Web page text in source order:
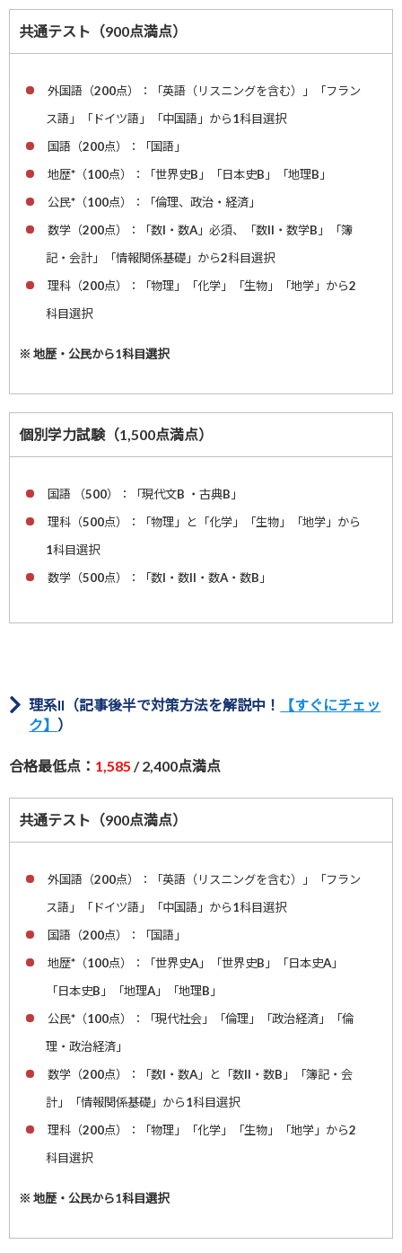
共通テスト（900点満点）
外国語（200点）：「英語（リスニングを含む）」「フラン
ス語」「ドイツ語」「中国語」から1科目選択
国語（200点）：「国語」
地歴*（100点）：「世界史B」「日本史B」「地理B」
公民*（100点）：「倫理、政治・経済」
数学（200点）：「数I・数A」必須、「数II・数学B」「簿
記・会計」「情報関係基礎」から2科目選択
理科（200点）：「物理」「化学」「生物」「地学」から2
科目選択
※ 地歴・公民から1科目選択
個別学力試験（1,500点満点）
国語 （500）：「現代文B ・古典B」
理科（500点）：「物理」と「化学」「生物」「地学」から
1科目選択
数学（500点）：「数I・数II・数A・数B」
理系II（記事後半で対策方法を解説中！
【すぐにチェッ
ク】 ）
合格最低点： 1,585 / 2,400点満点
共通テスト（900点満点）
外国語（200点）：「英語（リスニングを含む）」「フラン
ス語」「ドイツ語」「中国語」から1科目選択
国語（200点）：「国語」
地歴*（100点）：「世界史A」「世界史B」「日本史A」
「日本史B」「地理A」「地理B」
公民*（100点）：「現代社会」「倫理」「政治経済」「倫
理・政治経済」
数学（200点）：「数I・数A」と「数II・数B」「簿記・会
計」「情報関係基礎」から1科目選択
理科（200点）：「物理」「化学」「生物」「地学」から2
科目選択
※ 地歴・公民から1科目選択